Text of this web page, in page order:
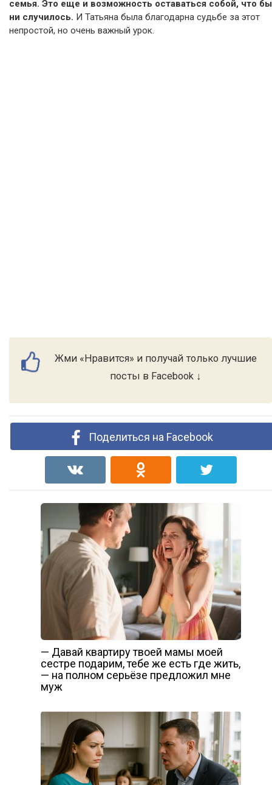
семья. Это еще и возможность оставаться собой, что бы
ни случилось. И Татьяна была благодарна судьбе за этот
непростой, но очень важный урок.
Жми «Нравится» и получай только лучшие
посты в Facebook ↓
Поделиться на Facebook
— Давай квартиру твоей мамы моей
сестре подарим, тебе же есть где жить,
— на полном серьёзе предложил мне
муж